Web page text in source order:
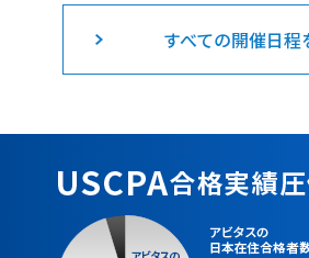
すべての開催日程